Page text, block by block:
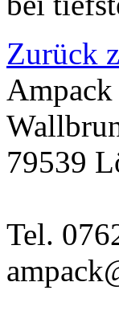
Zurück
79539
Tel.